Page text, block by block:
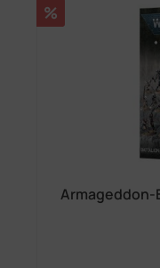
Rabatt
%
Armageddon-